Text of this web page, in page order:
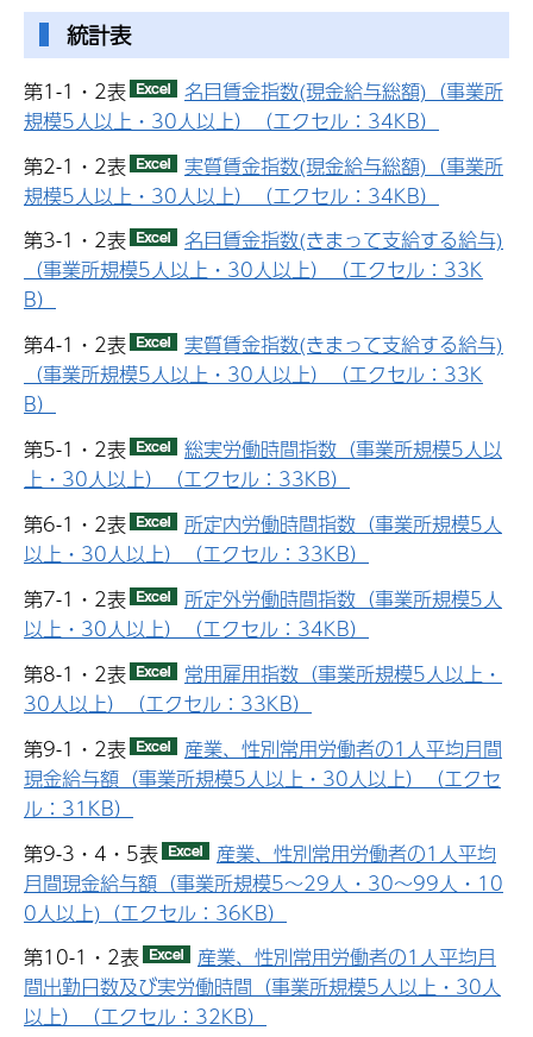
統計表
第1-1・2表
名目賃金指数(現金給与総額)（事業所
規模5人以上・30人以上）（エクセル：34KB）
第2-1・2表
実質賃金指数(現金給与総額)（事業所
規模5人以上・30人以上）（エクセル：34KB）
第3-1・2表
名目賃金指数(きまって支給する給与)
（事業所規模5人以上・30人以上）（エクセル：33K
B）
第4-1・2表
実質賃金指数(きまって支給する給与)
（事業所規模5人以上・30人以上）（エクセル：33K
B）
第5-1・2表
総実労働時間指数（事業所規模5人以
上・30人以上）（エクセル：33KB）
第6-1・2表
所定内労働時間指数（事業所規模5人
以上・30人以上）（エクセル：33KB）
第7-1・2表
所定外労働時間指数（事業所規模5人
以上・30人以上）（エクセル：34KB）
第8-1・2表
常用雇用指数（事業所規模5人以上・
30人以上）（エクセル：33KB）
第9-1・2表
産業、性別常用労働者の1人平均月間
現金給与額（事業所規模5人以上・30人以上）（エクセ
ル：31KB）
第9-3・4・5表
産業、性別常用労働者の1人平均
月間現金給与額（事業所規模5～29人・30～99人・10
0人以上)（エクセル：36KB）
第10-1・2表
産業、性別常用労働者の1人平均月
間出勤日数及び実労働時間（事業所規模5人以上・30人
以上）（エクセル：32KB）